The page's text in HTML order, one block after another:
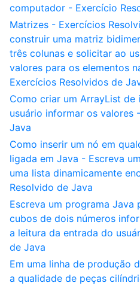
computador - Exercício
Matrizes - Exercícios
construir uma matriz
três colunas e solicitar ao
valores para os elementos
Exercícios Resolvidos de
Como criar um ArrayList de
usuário informar os valores
Java
Como inserir um nó em
ligada em Java - Escreva
uma lista dinamicamente
Resolvido de Java
Escreva um programa Java
cubos de dois números
a leitura da entrada do
de Java
Em uma linha de produção
a qualidade de peças